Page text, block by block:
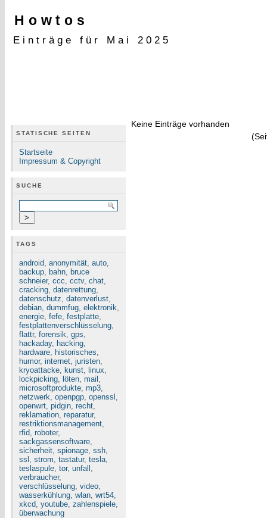
Howtos
Einträge für Mai 2025
STATISCHE SEITEN
Startseite
Impressum & Copyright
SUCHE
TAGS
android, anonymität, auto,
backup, bahn, bruce
schneier, ccc, cctv, chat,
cracking, datenrettung,
datenschutz, datenverlust,
debian, dummfug, elektronik,
energie, fefe, festplatte,
festplattenverschlüsselung,
flattr, forensik, gps,
hackaday, hacking,
hardware, historisches,
humor, internet, juristen,
kryoattacke, kunst, linux,
lockpicking, löten, mail ,
microsoftprodukte, mp3,
netzwerk, openpgp, openssl ,
openwrt, pidgin, recht,
reklamation, reparatur,
restriktionsmanagement,
rfid, roboter,
sackgassensoftware,
sicherheit, spionage, ssh,
ssl , strom, tastatur, tesla,
teslaspule, tor, unfall ,
verbraucher,
verschlüsselung, video,
wasserkühlung, wlan, wrt54,
xkcd, youtube, zahlenspiele,
überwachung
Keine Einträge vorhanden